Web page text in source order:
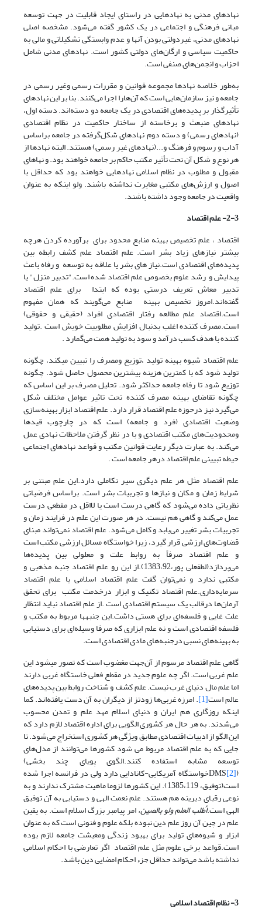
نهادهای مدنی به نهادهایی در راستای ایجاد قابلیت در جهت توسعه
مبانی فرهنگی و اجتماعی در یک کشور گفته می‌شود. مشخصه اصلی
نهادهای مدنی، غیردولتی بودن آنها و عدم وابستگی تشکیلاتی و مالی به
حاکمیت سیاسی و ارگان‌های دولتی کشور است. نهادهای مدنی شامل
احزاب و انجمن‌های صنفی است.
به‌طور خلاصه نهادها مجموعه قوانین و مقررات رسمی وغیر رسمی در
جامعه و نیز سازمان‌هایی است که آن‌هارا اجرا می‌کنند. بنا بر این نهادهای
تأثیرگذار بر پدیده‌های اقتصادی در یک جامعه دو دسته‌اند. دسته اول،
نهادهای منبعث و برخاسته از ساختار حاکمیت در نظام اقتصادی
(نهادهای رسمی) و دسته دوم نهادهای شکل‌گرفته در جامعه براساس
آداب و رسوم و فرهنگ و...(نهادهای غیر رسمی) هستند. البته نهادها از
هر نوع و شکل آن تحت تأثیر مکتب حاکم بر جامعه خواهند بود. و نهاهای
مقبول و مطلوب در نظام اسلامی نهادهایی خواهند بود که حداقل با
اصول و ارزش‌های مکتبی مغایرت نداشته باشند. ولو اینکه به عنوان
واقعیت در جامعه وجود داشته باشند.
2-3- علم اقتصاد
اقتصاد ،‌ علم تخصیص بهینه منابع محدود برای برآورده کردن هرچه
بیشتر نیازهای زیاد بشر است. علم اقتصاد علم کشف رابطه بین
پدیده‌های اقتصادی است.نیاز های بشر یا علاقه به توسعه و رفاه باعث
پیدایش و رشد علوم بخصوص علم اقتصاد شده است."تدبیر منزل" یا
تدبیر معاش تعریف درستی بوده که ابتدا برای علم اقتصاد
گفته‌اند.امروز تخصیص بهینه منابع می‌گویند که همان مفهوم
است.اقتصاد علم مطالعه رفتار اقتصادی افراد (حقیقی و حقوقی)
است.مصرف کننده اغلب بدنبال افزایش مطلوبیت خویش است .تولید
کننده با هدف کسب درآمد و سود به تولید همت می‌گمارد .
علم اقتصاد شیوه بهینه تولید ،توزیع ومصرف را تبیین می­کند، چگونه
تولید شود که با کمترین هزینه بیشترین محصول حاصل شود. چگونه
توزیع شود تا رفاه جامعه حداکثر شود. تحلیل مصرف بر این اساس که
چگونه تقاضای بهینه مصرف کننده تحت تاثیر عوامل مختلف شکل
می‌گیرد نیز درحوزه علم اقتصاد قرار دارد‌. علم اقتصاد ابزار بهینه‌سازی
وضعیت اقتصادی (فرد و جامعه) است که در چارچوب قیدها
ومحدودیت‌های مکتب اقتصادی و با در نظر گرفتن ملاحظات نهادی عمل
می‌کند. به عبارت دیگر رعایت قوانین مکتب و قواعد نهادهای اجتماعی
حیطه تبیینی علم اقتصاد درهر جامعه است .
علم اقتصاد مثل هر علم دیگری سیر تکاملی دارد.این علم مبتنی بر
شرایط زمان و مکان و نیازها و تجربیات بشر است. براساس فرضیاتی
نظریاتی داده می‌شود که گاهی درست است یا لااقل در مقطعی درست
عمل می‌کند و گاهی هم نیست. در هر صورت این علم در فرایند زمان و
تجربیات بشر تغییر می‌یابد و کامل می‌شود. علم اقتصاد نمی‌تواند مبنای
قضاوت‌های ارزشی قرار گیرد، زیرا خواستگاه مسائل ارزشی مکتب است
و علم اقتصاد صرفاً به روابط علت و معلولی بین پدیده‌ها
می‌پردازد(لطفعلی پور،1383،92).از این رو علم اقتصاد جنبه مذهبی و
مکتبی ندارد و نمی‌توان گفت علم اقتصاد اسلامی یا علم اقتصاد
سرمایه‌داری.علم اقتصاد تکنیک و ابزار درخدمت مکتب برای تحقق
آرمان‌ها درقالب یک سیستم اقتصادی است .از علم اقتصاد نباید انتظار
علت غایی و فلسفه‌ای برای هستی داشت.این جنبه­ها مربوط به مکتب و
فلسفه اقتصادی است و نه علم ابزاری که صرفا وسیله‌ای برای دستیابی
به بهینه‌های نسبی درجنبه‌های مادی اقتصادی است.
گاهی علم اقتصاد مرسوم از آن‌جهت مغضوب است که تصور می­شود این
علم غربی است. اگر چه علوم جدید در مقطع فعلی خاستگاه غربی دارند
اما علم مال دنیای غرب نیست. علم کشف و شناخت روابط بین پدیده‌های
عالم است[1] . امرزه غربی‌ها زودتز از دیگران به آن دست یافته‌اند. کما
اینکه روزگاری هم ایران و دنیای اسلام مهد علم و تمدن محسوب
می‌شدند. به هر حال هر کشوری الگویی برای اداره اقتصاد لازم دارد که
این الگو از ادبیات اقتصادی مطابق ویژگی هر کشوری استخراج می‌شود. تا
جایی که به علم اقتصاد مربوط می شود کشورها می‌توانند از مدل‌های
توسعه مشابه استفاده کنند.الگوی پویای چند بخشی)
(DMS
[2] خواستگاه آمریکایی-کانادایی دارد ولی در فرانسه اجرا شده
است(توفیق، 1385،119). این کشورها لزوما ماهیت مشترک ندارند و به
نوعی رقبای دیرینه هم هستند. علم نعمت الهی و دستیابی به آن توفیق
الهی است.اُطلب العلم ولو بالصین،امر پیامبر بزرگ اسلام است. به یقین
علم در چین آن روز علم دین نبوده بلکه علوم و فنونی است که به عنوان
ابزار و شیوه‌های تولید برای بهبود زندگی ومعیشت جامعه لازم بوده
است.قواعد برخی علوم مثل علم اقتصاد اگر تعارضی با احکام اسلامی
نداشته باشد می‌تواند حداقل جزء احکام امضایی دین باشد.
3- نظام اقتصاد اسلامی